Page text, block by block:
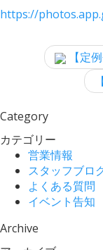
https://
【定
Category
カテゴリー
営業情報
スタッフブロ
よくある質問
イベント告知
Archive